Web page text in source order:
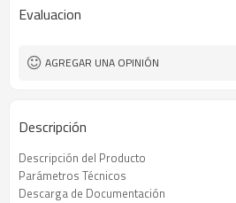
Evaluacion
AGREGAR UNA OPINIÓN
Descripción
Descripción del Producto
Parámetros Técnicos
Descarga de Documentación